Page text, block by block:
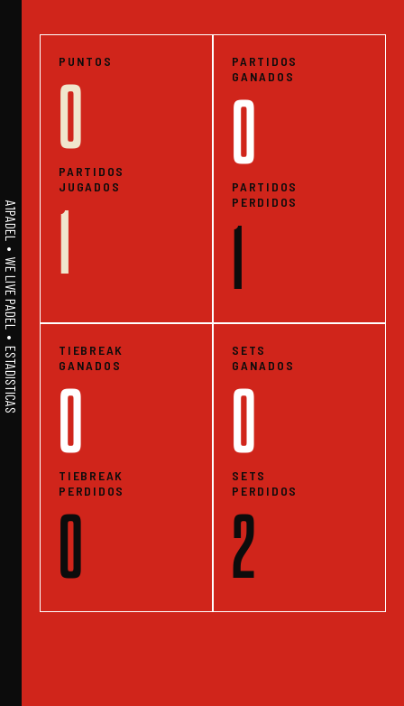
A1PADEL • WE LIVE PADEL • ESTADISTICAS
PUNTOS
0
PARTIDOS
JUGADOS
1
PARTIDOS
GANADOS
0
PARTIDOS
PERDIDOS
1
TIEBREAK
GANADOS
0
TIEBREAK
PERDIDOS
0
SETS
GANADOS
0
SETS
PERDIDOS
2